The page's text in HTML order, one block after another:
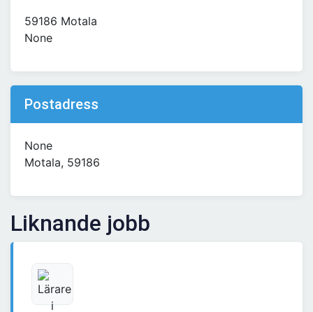
59186 Motala
None
Postadress
None
Motala, 59186
Liknande jobb